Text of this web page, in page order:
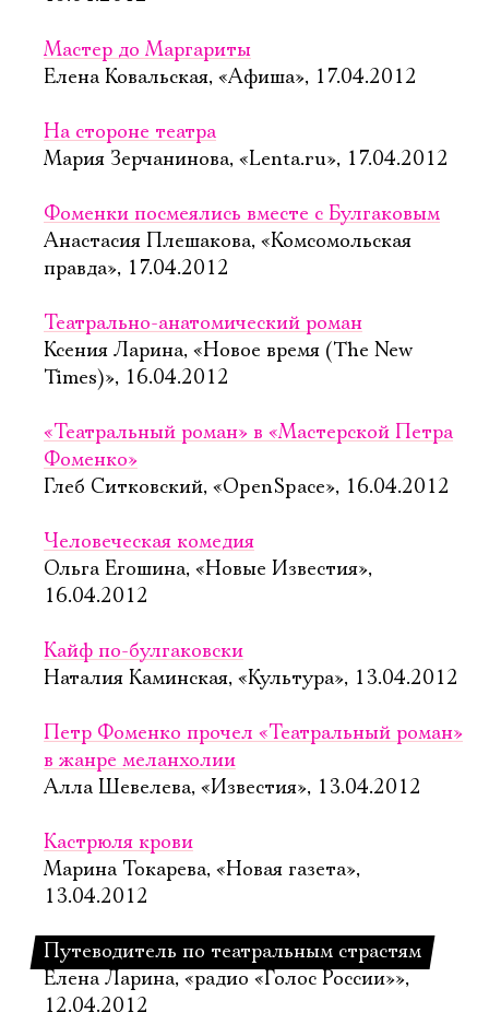
Мастер до Маргариты
Елена Ковальская, «Афиша», 17.04.2012
На стороне театра
Мария Зерчанинова, «Lenta.ru», 17.04.2012
Фоменки посмеялись вместе с Булгаковым
Анастасия Плешакова, «Комсомольская
правда», 17.04.2012
Театрально-анатомический роман
Ксения Ларина, «Новое время (The New
Times)», 16.04.2012
«Театральный роман» в «Мастерской Петра
Фоменко»
Глеб Ситковский, «OpenSpace», 16.04.2012
Человеческая комедия
Ольга Егошина, «Новые Известия»,
16.04.2012
Кайф по-булгаковски
Наталия Каминская, «Культура», 13.04.2012
Петр Фоменко прочел «Театральный роман»
в жанре меланхолии
Алла Шевелева, «Известия», 13.04.2012
Кастрюля крови
Марина Токарева, «Новая газета»,
13.04.2012
Путеводитель по театральным страстям
Елена Ларина, «радио «Голос России»»,
12.04.2012